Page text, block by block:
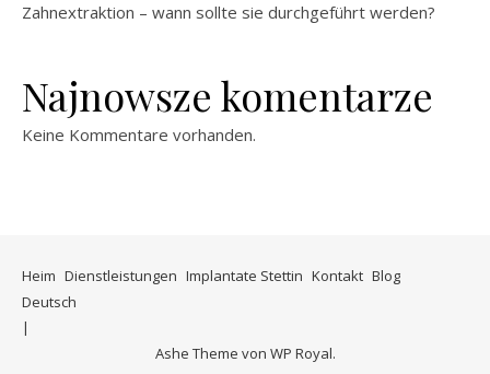
Zahnextraktion – wann sollte sie durchgeführt werden?
Najnowsze komentarze
Keine Kommentare vorhanden.
Heim Dienstleistungen Implantate Stettin Kontakt Blog
Deutsch
Ashe Theme von WP Royal.